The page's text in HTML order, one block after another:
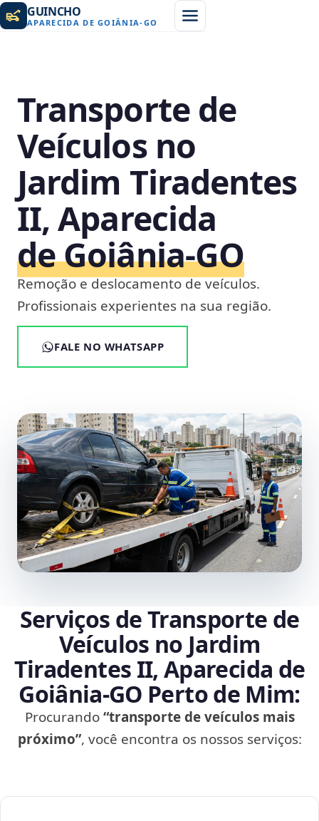
GUINCHO
APARECIDA DE GOIÂNIA-GO
Transporte de
Veículos no
Jardim Tiradentes
II, Aparecida
de Goiânia‑GO
Remoção e deslocamento de veículos.
Profissionais experientes na sua região.
FALE NO WHATSAPP
Serviços de Transporte de
Veículos no Jardim
Tiradentes II, Aparecida de
Goiânia‑GO Perto de Mim:
Procurando“transporte de veículos mais
próximo”, você encontra os nossos serviços: